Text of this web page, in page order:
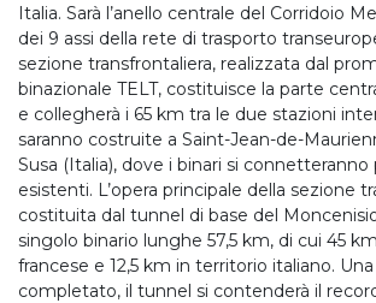
Italia. Sarà l’anello centrale del Corridoio
dei 9 assi della rete di trasporto
sezione transfrontaliera, realizzata dal
binazionale TELT, costituisce la parte
e collegherà i 65 km tra le due stazioni
saranno costruite a Saint-Jean-de-
Susa (Italia), dove i binari si connetteranno
esistenti. L’opera principale della sezione
costituita dal tunnel di base del
singolo binario lunghe 57,5 km, di cui 45
francese e 12,5 km in territorio italiano.
completato, il tunnel si contenderà il